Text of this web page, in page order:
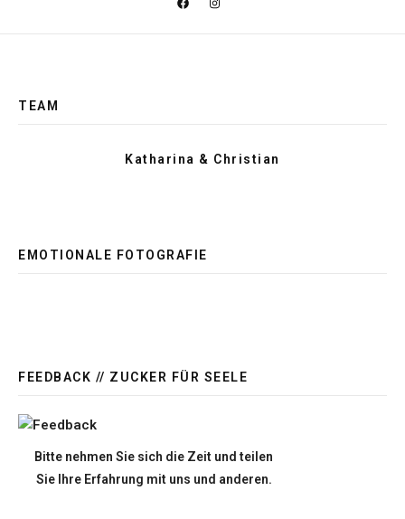
TEAM
Katharina & Christian
EMOTIONALE FOTOGRAFIE
FEEDBACK // ZUCKER FÜR SEELE
Bitte nehmen Sie sich die Zeit und teilen
Sie Ihre Erfahrung mit uns und anderen.